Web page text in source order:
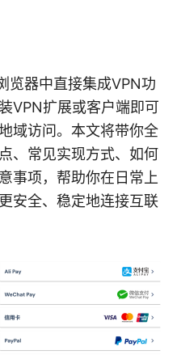
览器中直接集成VPN功
VPN扩展或客户端即可
域访问。本文将带你全
、常见实现方式、如何
事项，帮助你在日常上
安全、稳定地连接互联